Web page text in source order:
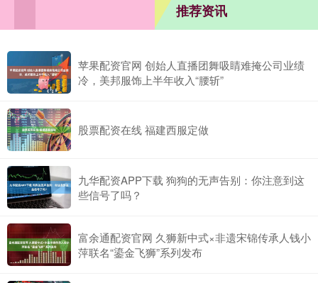
推荐资讯
苹果配资官网 创始人直播团舞吸睛难掩公司业绩
冷，美邦服饰上半年收入“腰斩”
股票配资在线 福建西服定做
九华配资APP下载 狗狗的无声告别：你注意到这
些信号了吗？
富余通配资官网 久狮新中式×非遗宋锦传承人钱小
萍联名“鎏金飞狮”系列发布